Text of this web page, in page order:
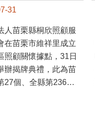
31
人苗栗縣桐欣照顧服
在苗栗市維祥里成立
照顧關懷據點，31日
辦揭牌典禮，此為苗
27個、全縣第236處